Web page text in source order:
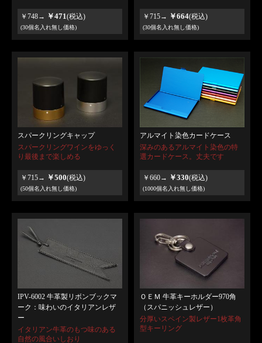
￥748→ ￥471(税込)
(30個名入れ無し価格)
￥715→ ￥664(税込)
(30個名入れ無し価格)
スパークリングキャップ
スパークリングワインをゆっく
り最後まで楽しめる
￥715→ ￥500(税込)
(50個名入れ無し価格)
アルマイト染色カードケース
深みのあるアルマイト染色の特
選カードケース。丈夫です
￥660→ ￥330(税込)
(1000個名入れ無し価格)
IPV-6002 牛革製リボンブックマ
ーク：味わいのイタリアンレザ
ー
イタリアン牛革のもつ味のある
自然の風合いしおり
ＯＥＭ 牛革キーホルダー970角
（スパニッシュレザー）
分厚いスペイン製レザー1枚革角
型キーリング